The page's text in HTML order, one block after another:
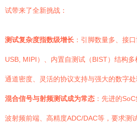
试带来了全新挑战：
测试复杂度指数级增长 ：引脚数量多、接
USB, MIPI）、内置自测试（BIST）结构
通道密度、灵活的协议支持与强大的数字处
混合信号与射频测试成为常态 ：先进的
波射频前端、高精度ADC/DAC等，要求测